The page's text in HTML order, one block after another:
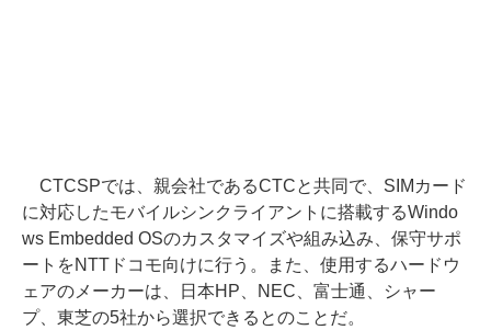
CTCSPでは、親会社であるCTCと共同で、SIMカード
に対応したモバイルシンクライアントに搭載するWindo
ws Embedded OSのカスタマイズや組み込み、保守サポ
ートをNTTドコモ向けに行う。また、使用するハードウ
ェアのメーカーは、日本HP、NEC、富士通、シャー
プ、東芝の5社から選択できるとのことだ。